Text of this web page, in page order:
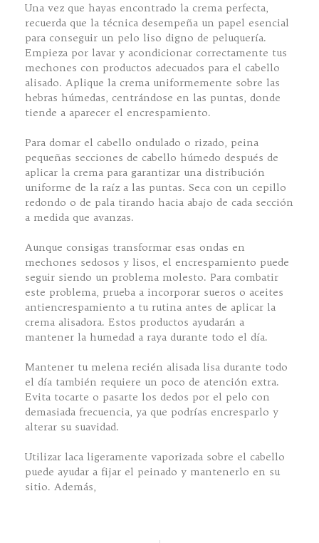
Una vez que hayas encontrado la crema perfecta,
recuerda que la técnica desempeña un papel esencial
para conseguir un pelo liso digno de peluquería.
Empieza por lavar y acondicionar correctamente tus
mechones con productos adecuados para el cabello
alisado. Aplique la crema uniformemente sobre las
hebras húmedas, centrándose en las puntas, donde
tiende a aparecer el encrespamiento.
Para domar el cabello ondulado o rizado, peina
pequeñas secciones de cabello húmedo después de
aplicar la crema para garantizar una distribución
uniforme de la raíz a las puntas. Seca con un cepillo
redondo o de pala tirando hacia abajo de cada sección
a medida que avanzas.
Aunque consigas transformar esas ondas en
mechones sedosos y lisos, el encrespamiento puede
seguir siendo un problema molesto. Para combatir
este problema, prueba a incorporar sueros o aceites
antiencrespamiento a tu rutina antes de aplicar la
crema alisadora. Estos productos ayudarán a
mantener la humedad a raya durante todo el día.
Mantener tu melena recién alisada lisa durante todo
el día también requiere un poco de atención extra.
Evita tocarte o pasarte los dedos por el pelo con
demasiada frecuencia, ya que podrías encresparlo y
alterar su suavidad.
Utilizar laca ligeramente vaporizada sobre el cabello
puede ayudar a fijar el peinado y mantenerlo en su
sitio. Además,